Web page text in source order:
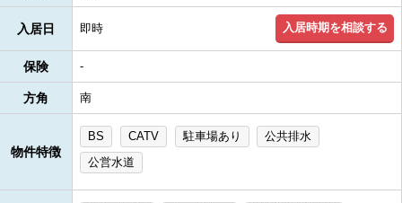
入居日 即時 入居時期を相談する
保険 -
方角 南
物件特徴
BS CATV 駐車場あり
公共排水
公営水道